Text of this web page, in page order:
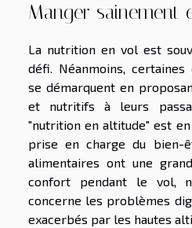
Manger sainement
La nutrition en vol est
défi. Néanmoins, certaines
se démarquent en
et nutritifs à leurs
"nutrition en altitude" est
prise en charge du bien-
alimentaires ont une
confort pendant le vol,
concerne les problèmes
exacerbés par les hautes